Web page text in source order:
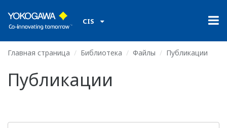
CIS
Главная страница Библиотека Файлы Публикации
Публикации